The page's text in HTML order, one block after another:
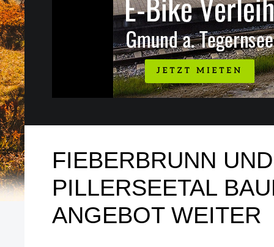
FIEBERBRUNN
PILLERSEETAL
ANGEBOT WEITER